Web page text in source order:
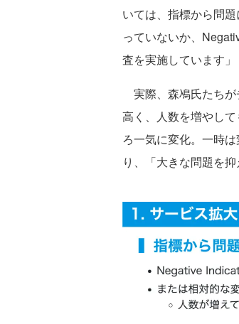
いては、指標から問
っていないか、
査を実施しています」
実際、森鳰氏たちが
高く、人数を増やし
ろ一気に変化。一時
り、「大きな問題を